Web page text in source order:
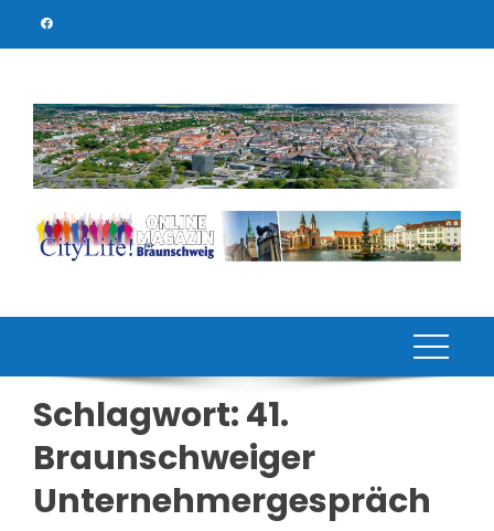
Schlagwort:41.
Braunschweiger
Unternehmergespräch